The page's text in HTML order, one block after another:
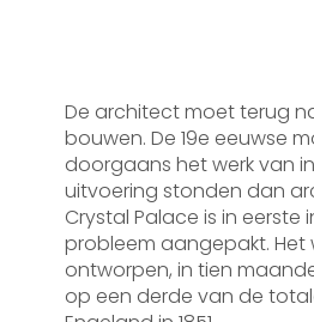
De architect moet terug
bouwen. De 19e eeuwse
doorgaans het werk van
uitvoering stonden dan
Crystal Palace is in eerste
probleem aangepakt. Het
ontworpen, in tien
op een derde van de